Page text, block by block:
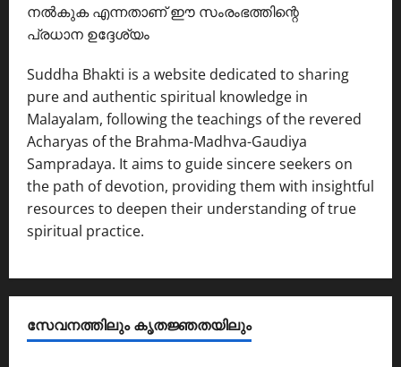
നൽകുക എന്നതാണ് ഈ സംരംഭത്തിന്റെ
പ്രധാന ഉദ്ദേശ്യം
Suddha Bhakti is a website dedicated to sharing
pure and authentic spiritual knowledge in
Malayalam, following the teachings of the revered
Acharyas of the Brahma-Madhva-Gaudiya
Sampradaya. It aims to guide sincere seekers on
the path of devotion, providing them with insightful
resources to deepen their understanding of true
spiritual practice.
സേവനത്തിലും കൃതജ്ഞതയിലും